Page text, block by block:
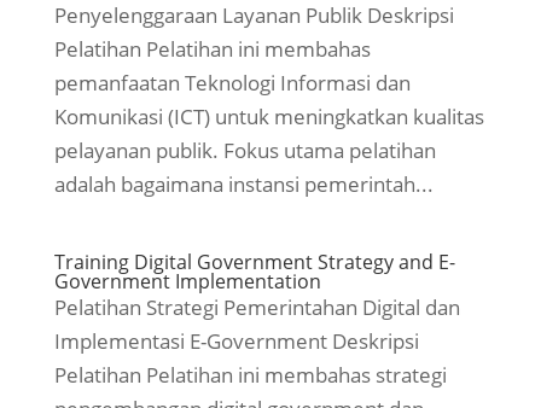
Penyelenggaraan Layanan Publik Deskripsi
Pelatihan Pelatihan ini membahas
pemanfaatan Teknologi Informasi dan
Komunikasi (ICT) untuk meningkatkan kualitas
pelayanan publik. Fokus utama pelatihan
adalah bagaimana instansi pemerintah...
Training Digital Government Strategy and E-
Government Implementation
Pelatihan Strategi Pemerintahan Digital dan
Implementasi E-Government Deskripsi
Pelatihan Pelatihan ini membahas strategi